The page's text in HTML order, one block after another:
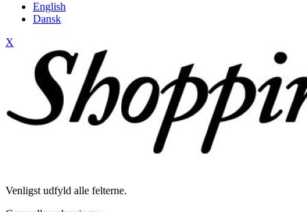
English
Dansk
X
Venligst udfyld alle felterne.